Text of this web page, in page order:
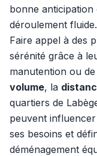
bonne
déroulement fluide.
Faire appel à des
sérénité grâce à
manutention ou
volume, la
quartiers de
peuvent
ses besoins et
déménagement